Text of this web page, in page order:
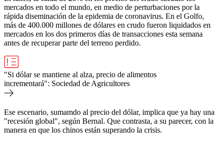
mercados en todo el mundo, en medio de perturbaciones por la
rápida diseminación de la epidemia de coronavirus. En el Golfo,
más de 400.000 millones de dólares en crudo fueron liquidados en
mercados en los dos primeros días de transacciones esta semana
antes de recuperar parte del terreno perdido.
"Si dólar se mantiene al alza, precio de alimentos
incrementará": Sociedad de Agricultores
Ese escenario, sumamdo al precio del dólar, implica que ya hay una
"recesión global", según Bernal. Que contrasta, a su parecer, con la
manera en que los chinos están superando la crisis.